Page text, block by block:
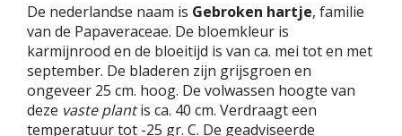
De nederlandse naam is Gebroken hartje, familie
van de Papaveraceae. De bloemkleur is
karmijnrood en de bloeitijd is van ca. mei tot en met
september. De bladeren zijn grijsgroen en
ongeveer 25 cm. hoog. De volwassen hoogte van
deze vaste plantis ca. 40 cm. Verdraagt een
temperatuur tot -25 gr. C. De geadviseerde